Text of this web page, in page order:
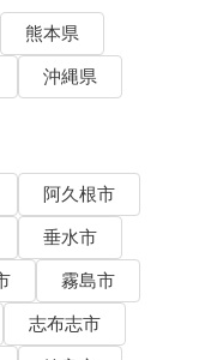
熊本県
沖縄県
阿久根市
垂水市
霧島市
志布志市